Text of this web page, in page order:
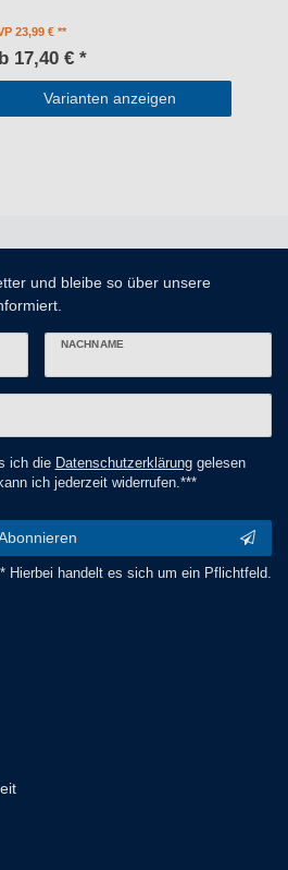
23,99 €
17,40 € *
Varianten anzeigen
und bleibe so über unsere
NACHNAME
ich die Daten­schutz­erklärunggelesen
ich jederzeit widerrufen.***
Hierbei handelt es sich um ein Pflichtfeld.